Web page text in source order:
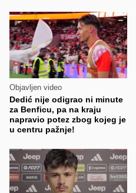
Objavljen video
Dedić nije odigrao ni minute
za Benficu, pa na kraju
napravio potez zbog kojeg je
u centru pažnje!